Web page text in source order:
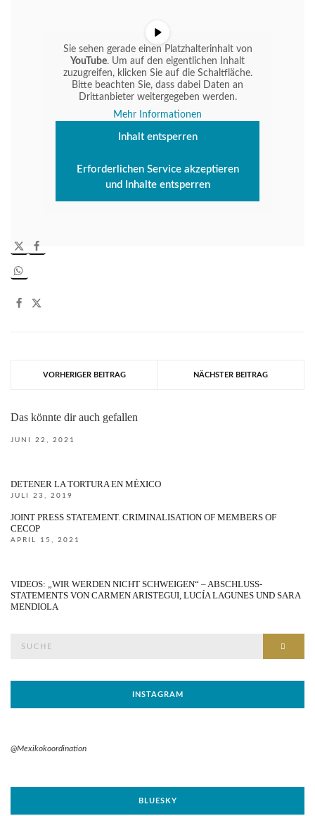
Sie sehen gerade einen Platzhalterinhalt von
YouTube. Um auf den eigentlichen Inhalt
zuzugreifen, klicken Sie auf die Schaltfläche.
Bitte beachten Sie, dass dabei Daten an
Drittanbieter weitergegeben werden.
Mehr Informationen
Inhalt entsperren
Erforderlichen Service akzeptieren
und Inhalte entsperren
VORHERIGER BEITRAG NÄCHSTER BEITRAG
Das könnte dir auch gefallen
JUNI 22, 2021
DETENER LA TORTURA EN MÉXICO
JULI 23, 2019
JOINT PRESS STATEMENT. CRIMINALISATION OF MEMBERS OF
CECOP
APRIL 15, 2021
VIDEOS: „WIR WERDEN NICHT SCHWEIGEN“ – ABSCHLUSS-
STATEMENTS VON CARMEN ARISTEGUI, LUCÍA LAGUNES UND SARA
MENDIOLA
INSTAGRAM
@Mexikokoordination
BLUESKY